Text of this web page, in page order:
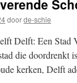
doorde-schie
Delft: Een Stad
die doordrenkt
kerken, Delft